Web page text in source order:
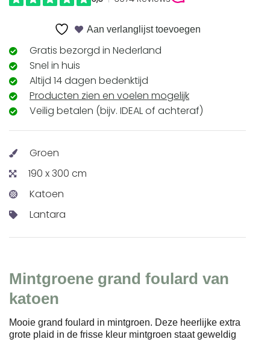
Aan verlanglijst toevoegen
Gratis bezorgd in Nederland
Snel in huis
Altijd 14 dagen bedenktijd
Producten zien en voelen mogelijk
Veilig betalen (bijv. IDEAL of achteraf)
Groen
190 x 300 cm
Katoen
Lantara
Mintgroene grand foulard van
katoen
Mooie grand foulard in mintgroen. Deze heerlijke extra
grote plaid in de frisse kleur mintgroen staat geweldig